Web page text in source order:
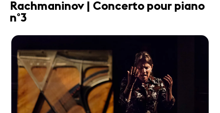
Rachmaninov | Concerto pour piano
n°3